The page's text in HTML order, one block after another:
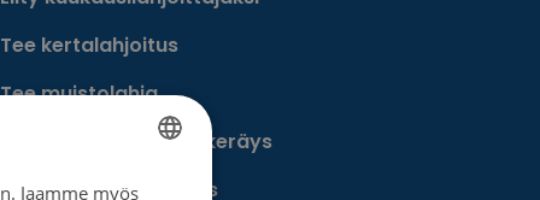
Tee kertalahjoitus
Tee muistolahja
Perusta merkkipäiväkeräys
Perusta muistokeräys
FINNISH
Jaamme myös